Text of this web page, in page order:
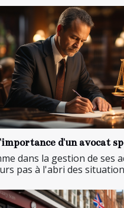
d'un avocat
dans la gestion de ses
pas à l'abri des